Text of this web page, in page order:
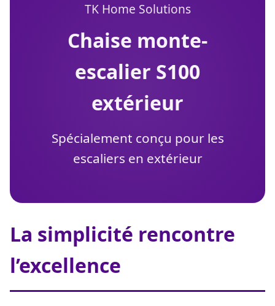
TK Home Solutions
chaise monte-
escalier S100
extérieur
Spécialement conçu pour les
escaliers en extérieur
La simplicité rencontre
l’excellence